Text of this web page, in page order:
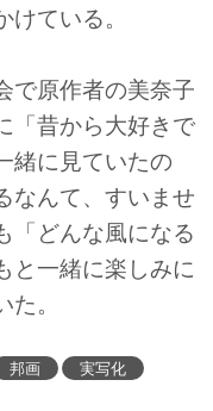
ている。
で原作者の美奈子
「昔から大好きで
緒に見ていたの
なんて、すいませ
「どんな風になる
と一緒に楽しみに
。
邦画 実写化